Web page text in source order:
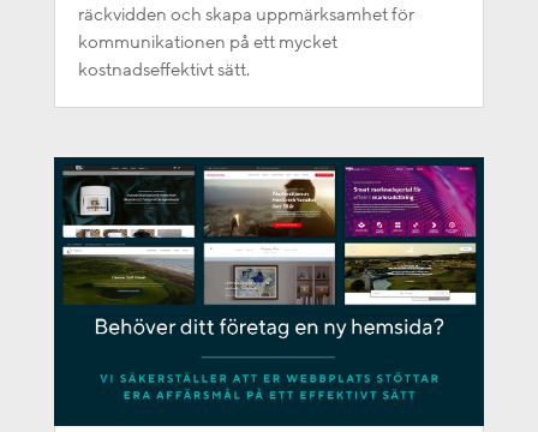
räckvidden och skapa uppmärksamhet för
kommunikationen på ett mycket
kostnadseffektivt sätt.